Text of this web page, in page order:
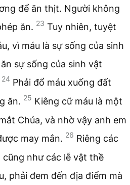
để ăn thịt. Người không
ăn. 23 Tuy nhiên, tuyệt
vì máu là sự sống của sinh
sự sống của sinh vật
24 Phải đổ máu xuống đất
ăn. 25 Kiêng cữ máu là một
Chúa, và nhờ vậy anh em
may mắn. 26 Riêng các
như các lễ vật thề
phải đem đến địa điểm mà